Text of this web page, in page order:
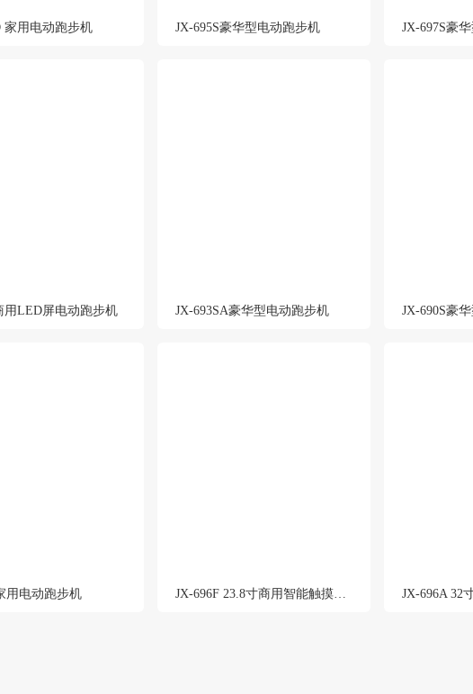
家用电动跑步机 JX-695S豪华型电动跑步机 JX-697S豪
用LED屏电动跑步机 JX-693SA豪华型电动跑步机 JX-690S豪
用电动跑步机 JX-696F 23.8寸商用智能触摸屏跑步机